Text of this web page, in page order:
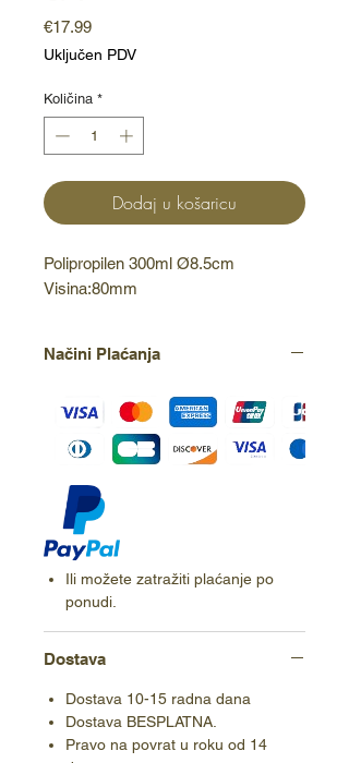
€17.99Cijena
Uključen PDV
Količina *
Dodaj u košaricu
Polipropilen 300ml Ø8.5cm
Visina:80mm
Načini Plaćanja
Ili možete zatražiti plaćanje po
ponudi.
Dostava
Dostava 10-15 radna dana
Dostava BESPLATNA.
Pravo na povrat u roku od 14